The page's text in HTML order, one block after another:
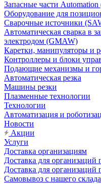
Запасные части
Оборудование для
Сварочные источники
Автоматическая сварка в
электродом (GMAW)
Каретки, манипуляторы и
Контроллеры и блоки
Подающие механизмы и
Автоматическая резка
Машины резки
Плазменные технологии
Технологии
Автоматизация и
Новости
Акции
Услуги
Доставка организациям
Доставка для организаций
Доставка для организаций
Самовывоз с нашего склада